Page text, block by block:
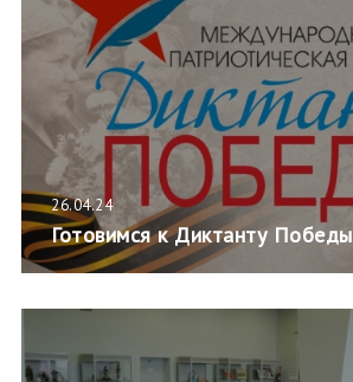
26.04.24
Готовимся к Диктанту Победы